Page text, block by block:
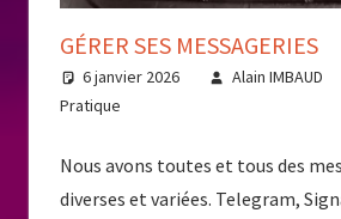
GÉRER SES MESSAGERIES
6 janvier 2026 Alain IMBAUD
Pratique
Nous avons toutes et tous des
diverses et variées. Telegram,